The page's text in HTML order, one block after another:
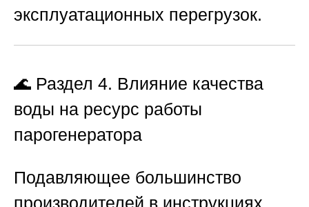
эксплуатационных перегрузок.
🌊 Раздел 4. Влияние качества
воды на ресурс работы
парогенератора
Подавляющее большинство
производителей в инструкциях